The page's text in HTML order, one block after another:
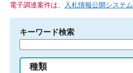
電子調達案件は、 入札情報公開システム
キーワード検索
種類